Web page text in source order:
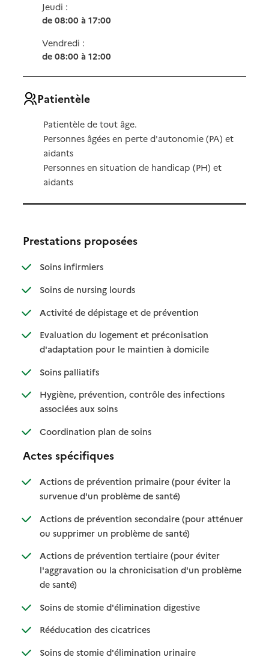
Jeudi :
de 08:00 à 17:00
Vendredi :
de 08:00 à 12:00
Patientèle
Patientèle de tout âge.
Personnes âgées en perte d'autonomie (PA) et
aidants
Personnes en situation de handicap (PH) et
aidants
Prestations proposées
Soins infirmiers: disponible
: non disponible
Soins de nursing lourds: disponible
: non disponible
Activité de dépistage et de prévention: disponible
: non disponible
Evaluation du logement et préconisation
d'adaptation pour le maintien à domicile: disponible
: non disponible
Soins palliatifs: disponible
: non disponible
Hygiène, prévention, contrôle des infections
associées aux soins: disponible
: non disponible
Coordination plan de soins: disponible
: non disponible
Actes spécifiques
Actions de prévention primaire (pour éviter la
survenue d'un problème de santé): disponible
: non disponible
Actions de prévention secondaire (pour atténuer
ou supprimer un problème de santé): disponible
: non disponible
Actions de prévention tertiaire (pour éviter
l'aggravation ou la chronicisation d'un problème
de santé): disponible
: non disponible
Soins de stomie d'élimination digestive: disponible
: non disponible
Rééducation des cicatrices: disponible
: non disponible
Soins de stomie d'élimination urinaire: disponible
: non disponible